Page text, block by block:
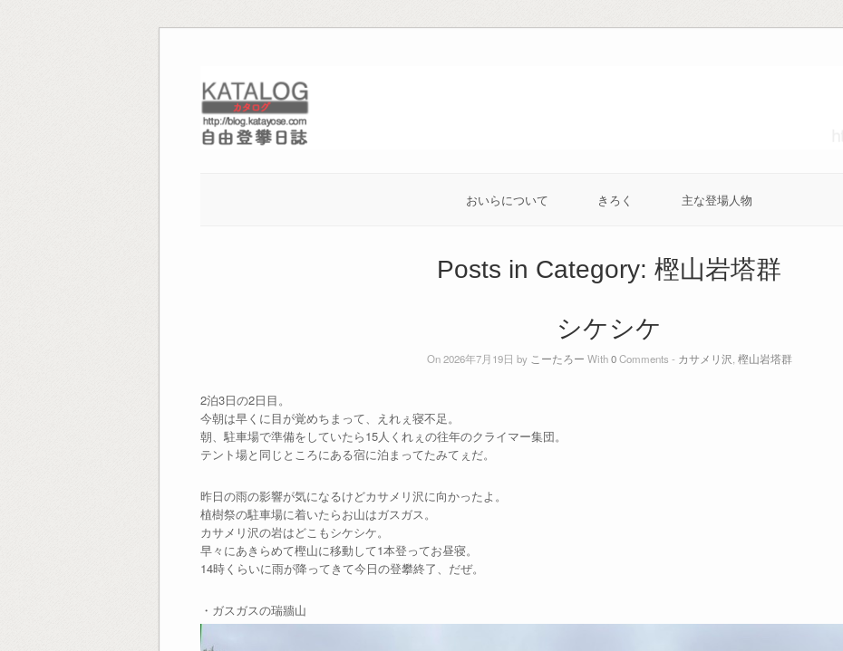
content
おいらについて きろく 主な登場人物
Posts in Category: 樫山岩塔群
シケシケ
On 2026年7月19日 by こーたろー With0Comments - カサメリ沢 樫山岩塔群
2泊3日の2日目。
今朝は早くに目が覚めちまって、えれぇ寝不足。
朝、駐車場で準備をしていたら15人くれぇの往年のクライマー集団。
テント場と同じところにある宿に泊まってたみてぇだ。
昨日の雨の影響が気になるけどカサメリ沢に向かったよ。
植樹祭の駐車場に着いたらお山はガスガス。
カサメリ沢の岩はどこもシケシケ。
早々にあきらめて樫山に移動して1本登ってお昼寝。
14時くらいに雨が降ってきて今日の登攀終了、だぜ。
・ガスガスの瑞牆山